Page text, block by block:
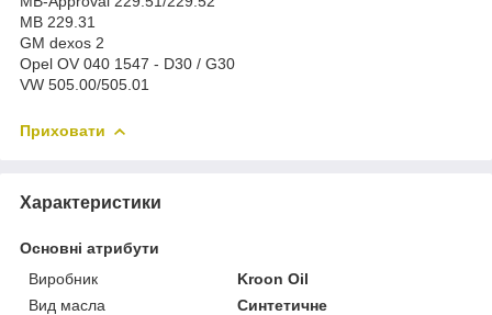
MB 229.31
GM dexos 2
Opel OV 040 1547 - D30 / G30
VW 505.00/505.01
Приховати
Характеристики
Основні атрибути
Виробник
Kroon Oil
Вид масла
Синтетичне